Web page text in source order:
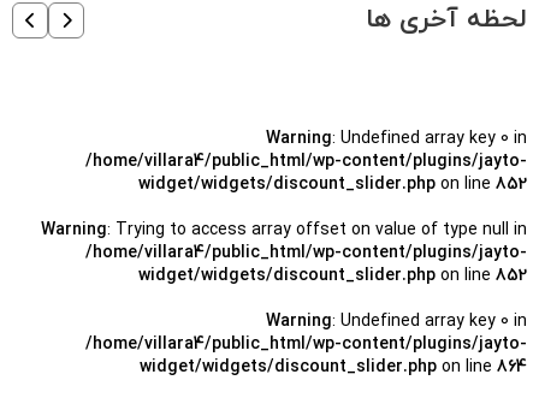
لحظه آخری ها
Warning: Undefined array key 0 in
/home/villara4/public_html/wp-content/plugins/jayto-
widget/widgets/discount_slider.php on line 852
Warning: Trying to access array offset on value of type null in
/home/villara4/public_html/wp-content/plugins/jayto-
widget/widgets/discount_slider.php on line 852
Warning: Undefined array key 0 in
/home/villara4/public_html/wp-content/plugins/jayto-
widget/widgets/discount_slider.php on line 864